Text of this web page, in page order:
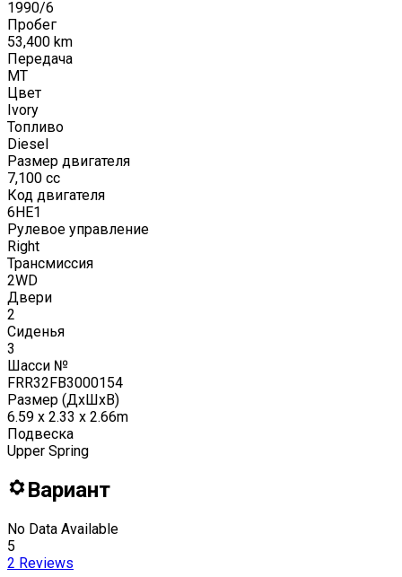
1990/6
Пробег
53,400 km
Передача
MT
Цвет
Ivory
Топливо
Diesel
Размер двигателя
7,100 cc
Код двигателя
6HE1
Рулевое управление
Right
Трансмиссия
2WD
Двери
2
Сиденья
3
Шасси №
FRR32FB3000154
Размер (ДxШxВ)
6.59 x 2.33 x 2.66m
Подвеска
Upper Spring
Вариант
No Data Available
5
2 Reviews